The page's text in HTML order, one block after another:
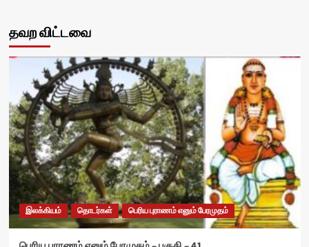
தவற விட்டவை
இலக்கியம் தொடர்கள் பெரிய புராணம் எனும் பேரமுதம்